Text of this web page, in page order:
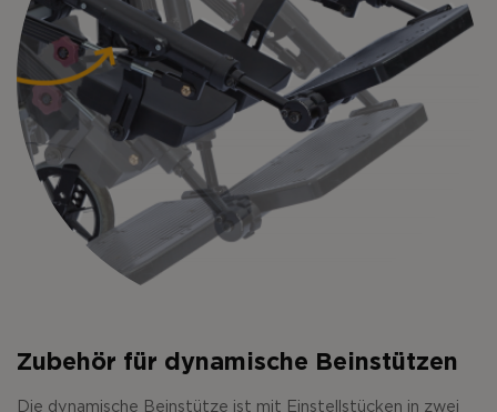
Zubehör für dynamische Beinstützen
Die dynamische Beinstütze ist mit Einstellstücken in zwei